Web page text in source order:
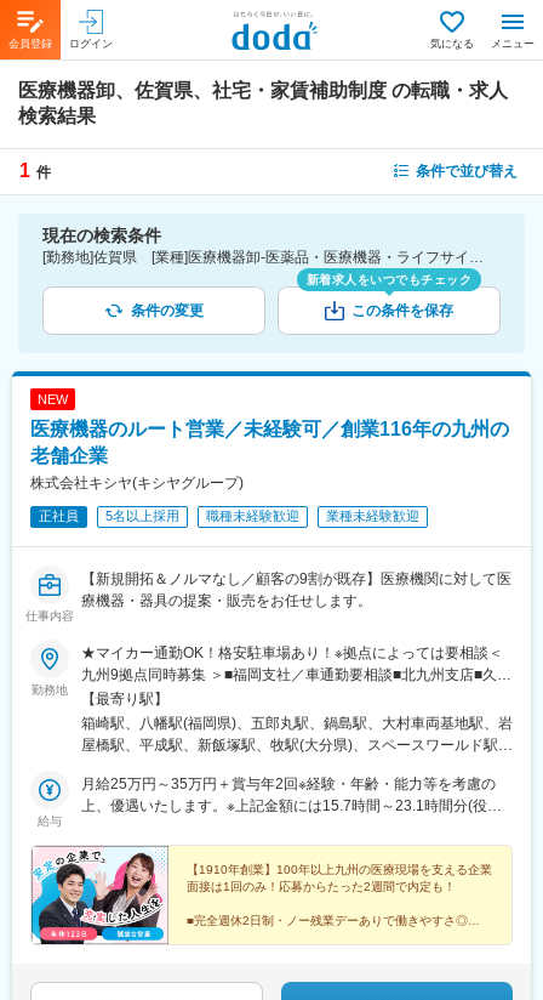
会員登録 ログイン 気になる メニュー
医療機器卸、佐賀県、社宅・家賃補助制度 の転職・求人
検索結果
1 件 条件で並び替え
現在の検索条件
[勤務地]佐賀県 [業種]医療機器卸-医薬品・医療機器・ライフサイエンス・医療系サービス [詳細条件](待遇・福利厚生)社宅・家賃補助制度
条件の変更
新着求人をいつでもチェック
この条件を保存
NEW
医療機器のルート営業／未経験可／創業116年の九州の
老舗企業
株式会社キシヤ(キシヤグループ)
正社員 5名以上採用 職種未経験歓迎 業種未経験歓迎
仕事内容
【新規開拓＆ノルマなし／顧客の9割が既存】医療機関に対して医
療機器・器具の提案・販売をお任せします。
勤務地
★マイカー通勤OK！格安駐車場あり！※拠点によっては要相談＜
九州9拠点同時募集 ＞■福岡支社／車通勤要相談■北九州支店■久留
米支店■佐賀営業所■大村営業所■長崎営業所■熊本営業所／車通勤
要相談■飯塚営業所■大分営業所◎勤務先により直行直帰可な場合
もあり◎希望を考慮し配属先を決定します。◎借り上げ社宅制度
た場合にのみ適用
【最寄り駅】
箱崎駅、八幡駅(福岡県)、五郎丸駅、鍋島駅、大村車両基地駅、岩
屋橋駅、平成駅、新飯塚駅、牧駅(大分県)、スペースワールド駅、
給与
月給25万円～35万円＋賞与年2回※経験・年齢・能力等を考慮の
上、優遇いたします。※上記金額には15.7時間～23.1時間分(役職
過分は、追加支給いたします。※上記金額には一律手当の営業手当
（3.8万円）、住宅手当（1.15万円）、その他手当が含まれていま
す。＜月収例＞未経験1年目/初任給：275,800円（月給250,000円
+交通費25,800円）
【1910年創業】100年以上九州の医療現場を支える企業
面接は1回のみ！応募からたった2週間で内定も！
■完全週休2日制・ノー残業デーありで働きやすさ◎